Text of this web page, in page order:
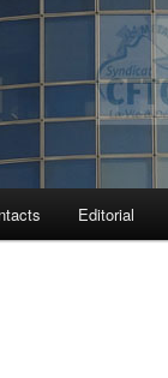
Editorial